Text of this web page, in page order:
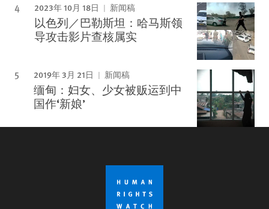
2023年 10月 18日 新闻稿
以色列／巴勒斯坦：哈马斯领
导攻击影片查核属实
2019年 3月 21日 新闻稿
缅甸：妇女、少女被贩运到中
国作‘新娘’